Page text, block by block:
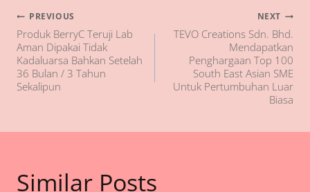
Navigasi
pos
PREVIOUS
Produk BerryC Teruji Lab
Aman Dipakai Tidak
Kadaluarsa Bahkan Setelah
36 Bulan / 3 Tahun
Sekalipun
NEXT
TEVO Creations Sdn. Bhd.
Mendapatkan
Penghargaan Top 100
South East Asian SME
Untuk Pertumbuhan Luar
Biasa
Similar Posts